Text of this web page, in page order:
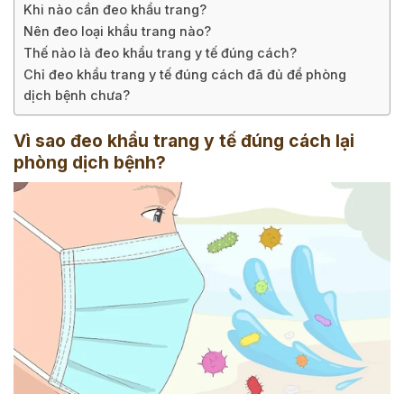
Khi nào cần đeo khẩu trang?
Nên đeo loại khẩu trang nào?
Thế nào là đeo khẩu trang y tế đúng cách?
Chỉ đeo khẩu trang y tế đúng cách đã đủ để phòng
dịch bệnh chưa?
Vì sao đeo khẩu trang y tế đúng cách lại
phòng dịch bệnh?